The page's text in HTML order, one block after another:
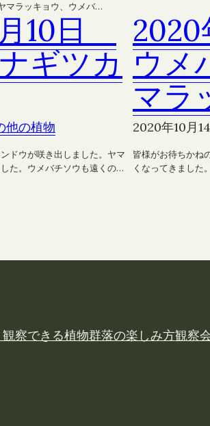
マラッキョウ、ウメバ…
10日
ギツカ
他の植物
ドウが咲き出しました。ヤマ
た。ウメバチソウも遠くの…
2020
ウメ
マラ
2020年10月
皆様がお待ちかね
くなってきました
観察できる植物群落の楽しみ方観察